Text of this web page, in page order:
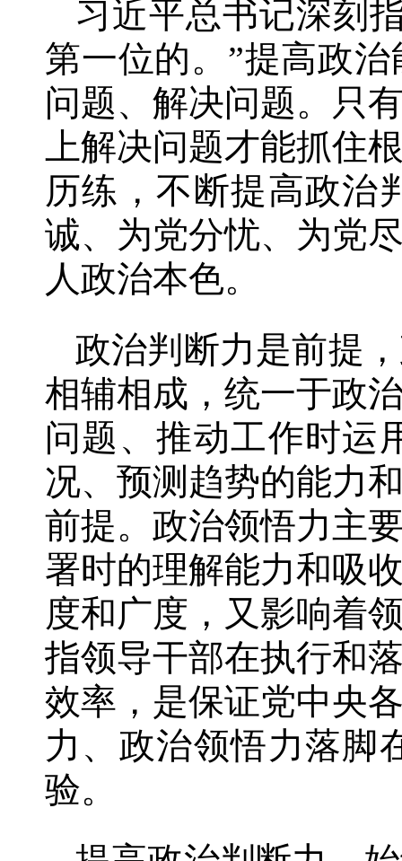
习近平总书记深刻
第一位的。”提高政
问题、解决问题。只
上解决问题才能抓住
历练，不断提高政治
诚、为党分忧、为党
人政治本色。
政治判断力是前提
相辅相成，统一于政
问题、推动工作时运
况、预测趋势的能力
前提。政治领悟力主
署时的理解能力和吸
度和广度，又影响着
指领导干部在执行和
效率，是保证党中央
力、政治领悟力落脚
验。